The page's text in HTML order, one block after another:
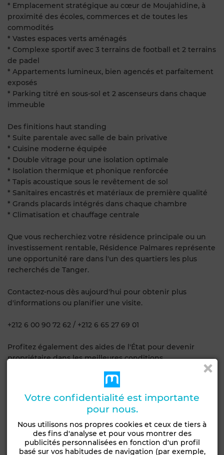
* Emplacement stratégique au cœur de Moujahidine, à
proximité des écoles, commerces et de toutes les
commodités
* Vastes espaces verts aménagés
* Complexe sportif avec 3 terrains de football et 2 terrains
de padel
* Appartements lumineux, bien agencés et parfaitement
exposés
* Parking titré en sous-sol et 2 ascenseurs dans chaque
immeuble
Des finitions haut standing
* Suite parentale avec salle de bain privative
* Cuisine moderne équipée
* Double vitrage pour une isolation optimale
* Isolation thermique et phonique renforcée
* Tapis acoustique sous le revêtement de sol
* Sanitaires encastrés et matériaux de première qualité
* Grands placards intégrés dans chaque chambre
* Climatisation et chauffage centrale
Que vous recherchiez votre résidence principale ou un
investissement rentable, Résidence Palmares représente
une opportunité rare dans l'un des quartiers les plus
recherchés de Tanger.
Contactez-nous dès aujourd'hui pour obtenir plus
d'informations ou planifier une visite.
+212 6 00 90 72 62 / +212 6 65 27 69 01
Profitez également des aides de l'État pour devenir
propriétaire dans les meilleures conditions.
Caractéristiques générales
Appartement
Etat
rénové
Jardin Terrasse Garage Ascenseur
Votre confidentialité est importante
pour nous.
Nous utilisons nos propres cookies et ceux de tiers à
des fins d'analyse et pour vous montrer des
publicités personnalisées en fonction d'un profil
basé sur vos habitudes de navigation (par exemple,